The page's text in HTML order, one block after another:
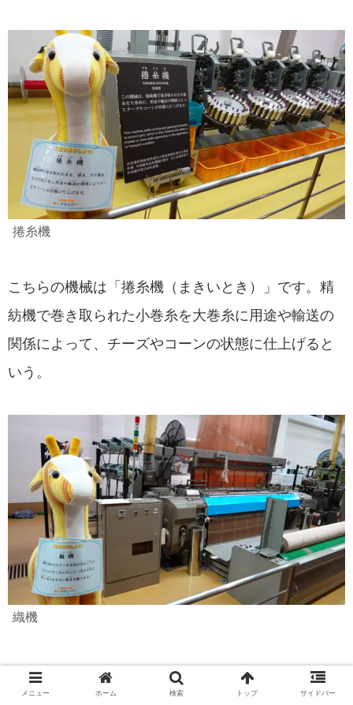
捲糸機
こちらの機械は「捲糸機（まきいとき）」です。精
紡機で巻き取られた小巻糸を大巻糸に用途や輸送の
関係によって、チーズやコーンの状態に仕上げると
いう。
織機
こちらの機械は「織機（しょっき）」ですね。整経
で巻かれた縦糸を組み込んで、上下に分けられた縦
メニュー ホーム 検索 トップ サイドバー